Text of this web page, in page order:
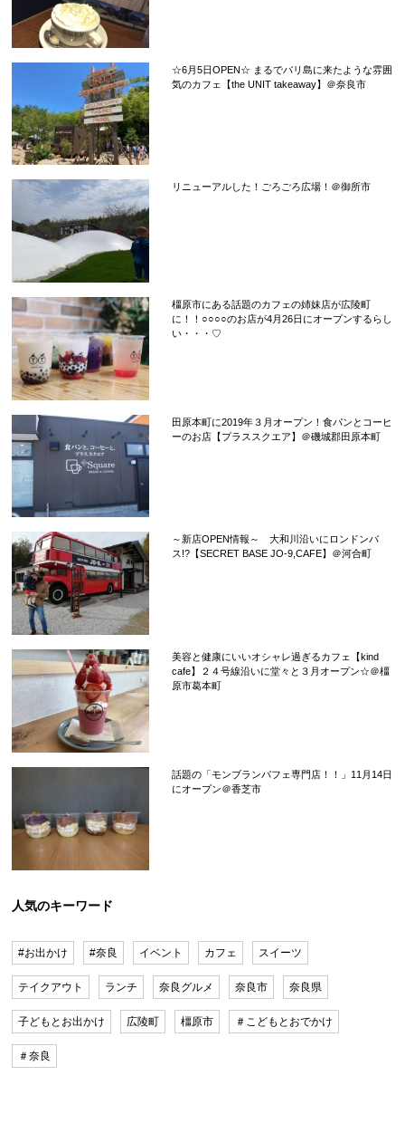
☆6月5日OPEN☆ まるでバリ島に来たような雰囲
気のカフェ【the UNIT takeaway】＠奈良市
リニューアルした！ごろごろ広場！＠御所市
橿原市にある話題のカフェの姉妹店が広陵町
に！！○○○○のお店が4月26日にオープンするらし
い・・・♡
田原本町に2019年３月オープン！食パンとコーヒ
ーのお店【プラススクエア】＠磯城郡田原本町
～新店OPEN情報～ 大和川沿いにロンドンバ
ス!?【SECRET BASE JO-9,CAFE】＠河合町
美容と健康にいいオシャレ過ぎるカフェ【kind
cafe】２４号線沿いに堂々と３月オープン☆＠橿
原市葛本町
話題の「モンブランパフェ専門店！！」11月14日
にオープン＠香芝市
人気のキーワード
#お出かけ #奈良 イベント カフェ スイーツ
テイクアウト ランチ 奈良グルメ 奈良市 奈良県
子どもとお出かけ 広陵町 橿原市 ＃こどもとおでかけ
＃奈良